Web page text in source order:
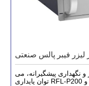
پیشگیرانه، می
توان پایداری RFL-P200 را به طور قابل توجهی بهبود بخشید و